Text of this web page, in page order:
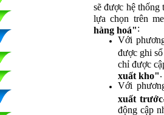
sẽ được hệ thống
lựa chọn trên
hàng hoá" :
Với
được ghi
chỉ được
xuất kho" .
Với
xuất trước
động cập